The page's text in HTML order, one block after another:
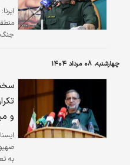
ایرنا:
جنگ
چهارشنبه، ۰۸ مرداد ۱۴۰۴
و
به